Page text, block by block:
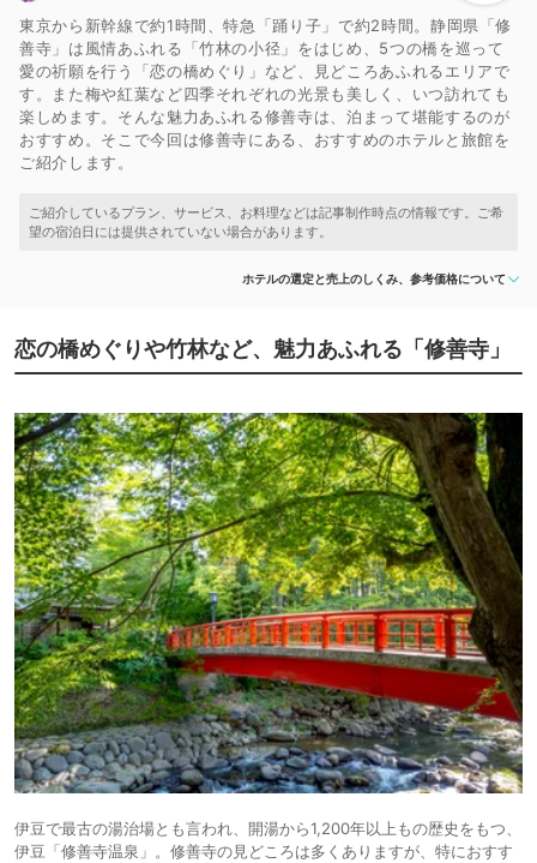
東京から新幹線で約1時間、特急「踊り子」で約2時間。静岡県「修
善寺」は風情あふれる「竹林の小径」をはじめ、5つの橋を巡って
愛の祈願を行う「恋の橋めぐり」など、見どころあふれるエリアで
す。また梅や紅葉など四季それぞれの光景も美しく、いつ訪れても
楽しめます。そんな魅力あふれる修善寺は、泊まって堪能するのが
おすすめ。そこで今回は修善寺にある、おすすめのホテルと旅館を
ご紹介します。
ホテルの選定と売上のしくみ、参考価格について
恋の橋めぐりや竹林など、魅力あふれる「修善寺」
伊豆で最古の湯治場とも言われ、開湯から1,200年以上もの歴史をもつ、
伊豆「修善寺温泉」。修善寺の見どころは多くありますが、特におすす